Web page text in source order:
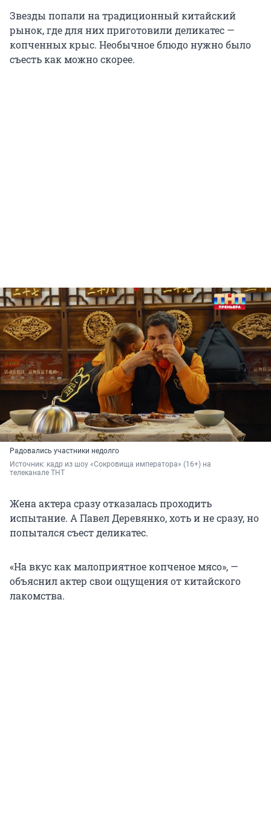
Звезды попали на традиционный китайский
рынок, где для них приготовили деликатес —
копченных крыс. Необычное блюдо нужно было
съесть как можно скорее.
Радовались участники недолго
Источник: кадр из шоу «Сокровища императора» (16+) на
телеканале ТНТ
Жена актера сразу отказалась проходить
испытание. А Павел Деревянко, хоть и не сразу, но
попытался съест деликатес.
«На вкус как малоприятное копченое мясо», —
объяснил актер свои ощущения от китайского
лакомства.